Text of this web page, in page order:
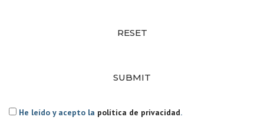
RESET
SUBMIT
He leído y acepto la política de privacidad.